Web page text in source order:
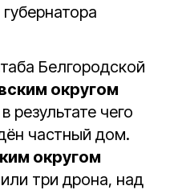
Белгородской
округом
результате чего
частный дом.
округом
три дрона, над